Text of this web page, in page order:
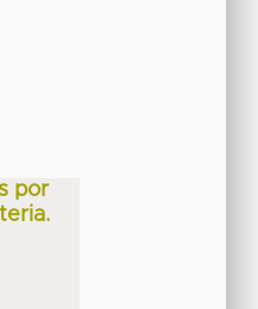
por